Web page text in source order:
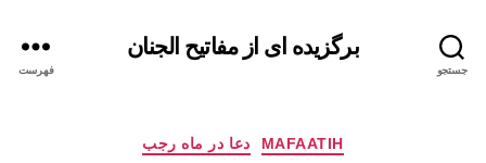
جستجو
برگزیده ای از مفاتیح الجنان
فهرست
دسته‌ها MAFAATIH دعا در ماه رجب